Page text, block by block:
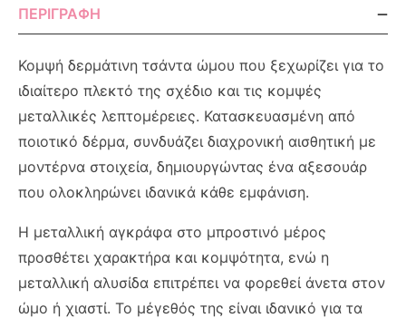
ΠΕΡΙΓΡΑΦΉ
Κομψή δερμάτινη τσάντα ώμου που ξεχωρίζει για το
ιδιαίτερο πλεκτό της σχέδιο και τις κομψές
μεταλλικές λεπτομέρειες. Κατασκευασμένη από
ποιοτικό δέρμα, συνδυάζει διαχρονική αισθητική με
μοντέρνα στοιχεία, δημιουργώντας ένα αξεσουάρ
που ολοκληρώνει ιδανικά κάθε εμφάνιση.
Η μεταλλική αγκράφα στο μπροστινό μέρος
προσθέτει χαρακτήρα και κομψότητα, ενώ η
μεταλλική αλυσίδα επιτρέπει να φορεθεί άνετα στον
ώμο ή χιαστί. Το μέγεθός της είναι ιδανικό για τα